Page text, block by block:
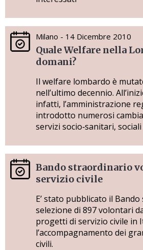
Milano - 14 Dicembre 2010
Quale Welfare nella
domani?
Il welfare lombardo è
nell’ultimo decennio.
infatti, l’amministrazione
introdotto numerosi
servizi socio‐sanitari, sociali
Bando straordinario
servizio civile
E’ stato pubblicato il
selezione di 897 volontari
progetti di servizio civile in
l’accompagnamento dei
civili.